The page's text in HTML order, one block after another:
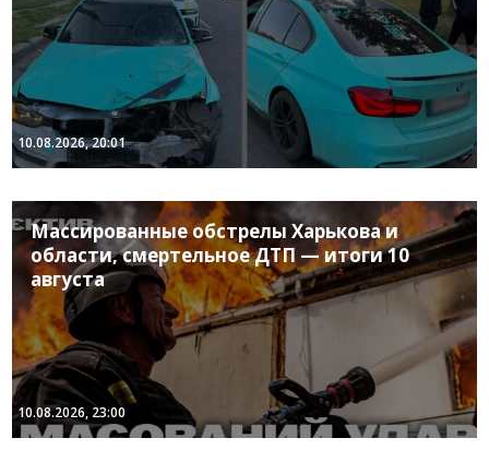
10.08.2026, 20:01
Массированные обстрелы Харькова и
области, смертельное ДТП — итоги 10
августа
10.08.2026, 23:00